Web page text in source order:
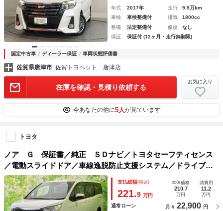
年式 2017年 走行
9.5万km
車検
車検整備付 排気
1800cc
整備
法定整備付 修復
なし
保証
保証付 (12ヶ月・走行無制限)
認定中古車 ディーラー保証 車両状態評価書
佐賀県唐津市 佐賀トヨペット 唐津店
在庫を確認・見積り依頼する
お気に入り
今あなたの他に5人が見ています
トヨタ
ノア Ｇ 保証書／純正 ＳＤナビ／トヨタセーフティセンス
／電動スライドドア／車線逸脱防止支援システム／ドライブレ
コーダー 前後／Ｂｌｕｅｔｏｏｔｈ接続／ＥＴＣ／ＥＢＤ付
ＡＢＳ／横滑り防止装置
支払総額(税込)
221.9 万円
本体価格
210.7
万円
諸費用
11.2
万円
通常ローン 月々 22,900 円